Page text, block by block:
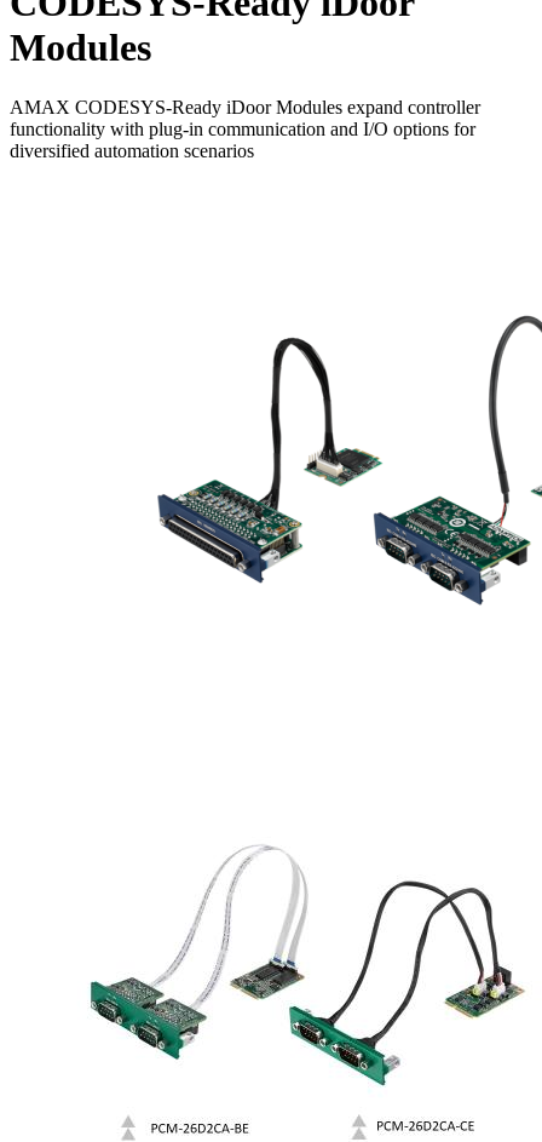
Modules
AMAX CODESYS-Ready iDoor Modules expand controller
functionality with plug-in communication and I/O options for
diversified automation scenarios